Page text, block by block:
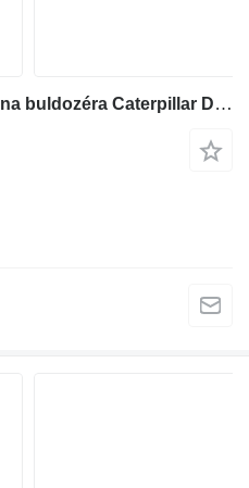
Olejové čerpadlo 202-4365 na buldozéra Caterpillar D6N XL